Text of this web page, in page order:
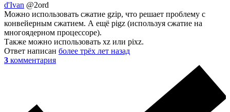
d'Ivan @2ord
Можно использовать сжатие gzip, что решает проблему с
конвейерным сжатием. А ещё pigz (используя сжатие на
многоядерном процессоре).
Также можно использовать xz или pixz.
Ответ написан более трёх лет назад
3 комментария